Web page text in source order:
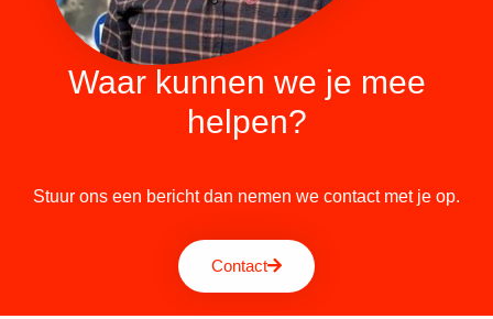
Waar kunnen we je mee
helpen?
Stuur ons een bericht dan nemen we contact met je op.
Contact